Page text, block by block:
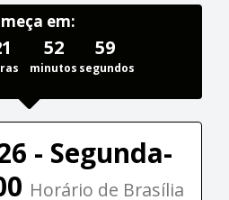
em:
52
minutos
58
segundos
- Segunda-
Horário de Brasília